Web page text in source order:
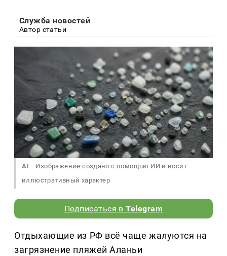
Служба новостей
Автор статьи
AI
Изображение создано с помощью ИИ и носит
иллюстративный характер
Подписаться вTelegram
Отдыхающие из РФ всё чаще жалуются на
загрязнение пляжей Аланьи